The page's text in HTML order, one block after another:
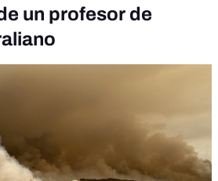
un profesor de